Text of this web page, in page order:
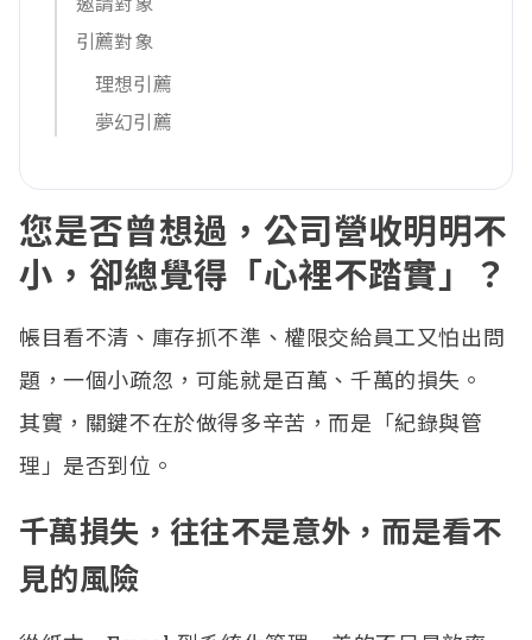
引薦對象
理想引薦
夢幻引薦
您是否曾想過，公司營收明明不
小，卻總覺得「心裡不踏實」？
帳目看不清、庫存抓不準、權限交給員工又怕出問
題，一個小疏忽，可能就是百萬、千萬的損失。
其實，關鍵不在於做得多辛苦，而是「紀錄與管
理」是否到位。
千萬損失，往往不是意外，而是看不
見的風險